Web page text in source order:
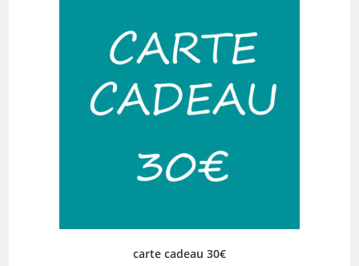
carte cadeau 30€